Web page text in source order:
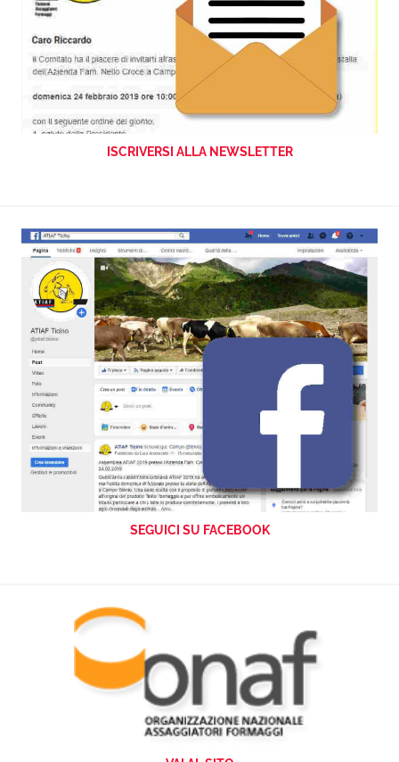
ISCRIVERSI ALLA NEWSLETTER
SEGUICI SU FACEBOOK